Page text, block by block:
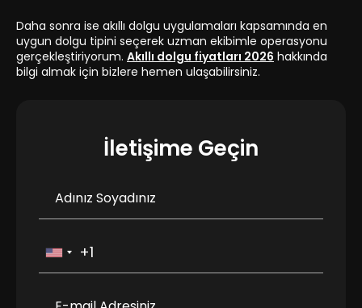
Daha sonra ise akıllı dolgu uygulamaları kapsamında en
uygun dolgu tipini seçerek uzman ekibimle operasyonu
gerçekleştiriyorum. Akıllı dolgu fiyatları 2026 hakkında
bilgi almak için bizlere hemen ulaşabilirsiniz.
İletişime Geçin